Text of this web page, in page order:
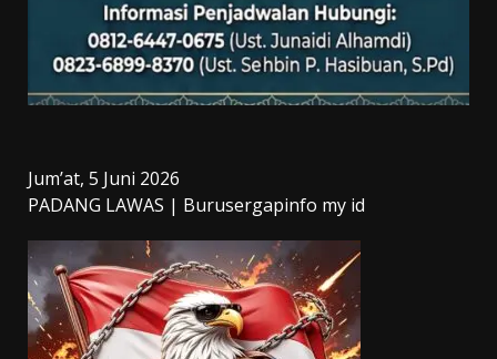
Jum’at, 5 Juni 2026
PADANG LAWAS | Burusergapinfo my id